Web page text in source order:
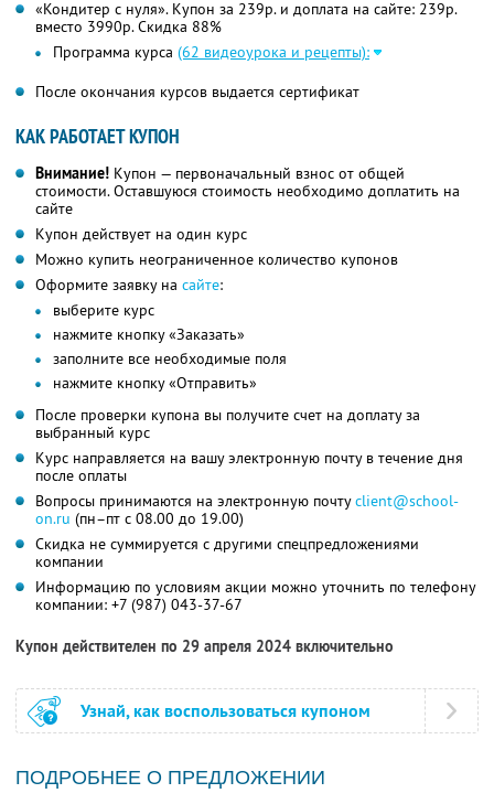
«Кондитер с нуля». Купон за 239р. и доплата на сайте: 239р.
вместо 3990р.Скидка 88%
Программа курса (62 видеоурока и рецепты):
После окончания курсов выдается сертификат
КАК РАБОТАЕТ КУПОН
Внимание! Купон — первоначальный взнос от общей
стоимости. Оставшуюся стоимость необходимо доплатить на
сайте
Купон действует на один курс
Можно купить неограниченное количество купонов
Оформите заявку на сайте:
выберите курс
нажмите кнопку «Заказать»
заполните все необходимые поля
нажмите кнопку «Отправить»
После проверки купона вы получите счет на доплату за
выбранный курс
Курс направляется на вашу электронную почту в течение дня
после оплаты
Вопросы принимаются на электронную почтуclient@school-
on.ru (пн–пт с 08.00 до 19.00)
Скидка не суммируется с другими спецпредложениями
компании
Информацию по условиям акции можно уточнить по телефону
компании: +7 (987) 043-37-67
Купон действителен по 29 апреля 2024 включительно
Узнай, как воспользоваться купоном
ПОДРОБНЕЕ О ПРЕДЛОЖЕНИИ